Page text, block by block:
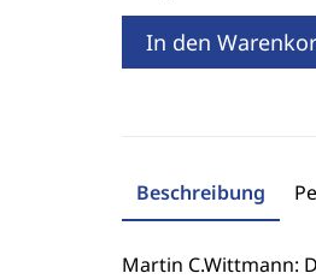
In den
Beschreibung
Martin C.Wittmann: